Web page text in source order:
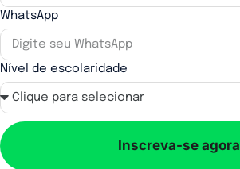
WhatsApp
Nível de escolaridade
Inscreva-se agora